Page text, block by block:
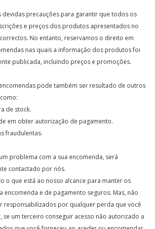
devidas precauções para garantir que todos os
e preços dos produtos apresentados no
No entanto, reservamos o direito em
nas quais a informação dos produtos foi
publicada, incluindo preços e promoções.
pode também ser resultado de outros
de stock.
em obter autorização de pagamento.
fraudulentas.
problema com a sua encomenda, será
contactado por nós.
o que está ao nosso alcance para manter os
encomenda e de pagamento seguros. Mas, não
responsabilizados por qualquer perda que você
se um terceiro conseguir acesso não autorizado a